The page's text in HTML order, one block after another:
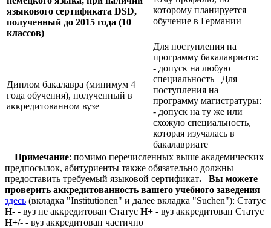
которому планируется
обучение в Германии
языкового сертификата DSD,
полученный до 2015 года (10
классов)
Диплом бакалавра (минимум 4
года обучения), полученный в
аккредитованном вузе
Для поступления на
программу бакалавриата:
- допуск на любую
специальность Для
поступления на
программу магистратуры:
- допуск на ту же или
схожую специальность,
которая изучалась в
бакалавриате
Примечание: помимо перечисленных выше академических
предпосылок, абитуриенты также обязательно должны
предоставить требуемый языковой сертификат.
Вы можете
проверить аккредитованность вашего учебного заведения
здесь (вкладка "Institutionen" и далее вкладка "Suchen"): Статус
Н- - вуз не аккредитован Статус Н+ - вуз аккредитован Статус
Н+/- - вуз аккредитован частично